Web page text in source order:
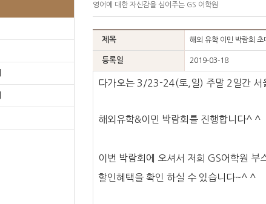
IELTS 과정
강사소개
연수준비
영어에 대한 자신감을 심어주는 GS 어학원
제목 해외 유학 이민 박람회 초
등록일 2019-03-18
다가오는 3/23-24(토,일) 주말 2일간
해외유학&이민 박람회를 진행합니다^ ^
이번 박람회에 오셔서 저희 GS어학원
할인혜택을 확인 하실 수 있습니다~^ ^